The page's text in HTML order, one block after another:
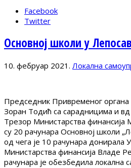
Facebook
Twitter
Основној школи у
10. фебруар 2021. Локална
Председник Привременог
Зоран Тодић са сарадницима и
Трезор Министарства финансија
су 20 рачунара Основној школи
од чега је 10 рачунара донирала
Министарства финансија Владе
рачунара је обезбедила локална